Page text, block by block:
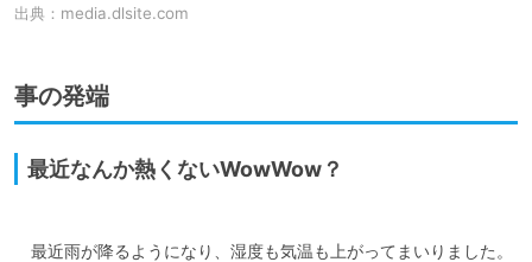
出典： media.dlsite.com
事の発端
最近なんか熱くないWowWow？
最近雨が降るようになり、湿度も気温も上がってまいりました。